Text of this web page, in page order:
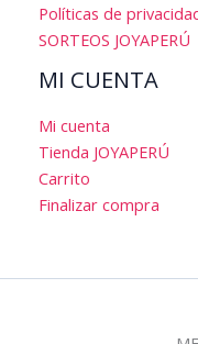
Políticas de
SORTEOS JOYAPERÚ
MI CUENTA
Mi cuenta
Tienda JOYAPERÚ
Carrito
Finalizar compra